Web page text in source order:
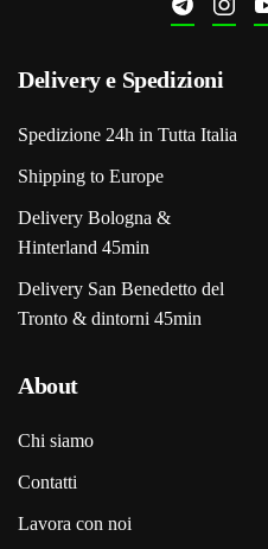
Delivery e Spedizioni
Spedizione 24h in Tutta Italia
Shipping to Europe
Delivery Bologna &
Hinterland 45min
Delivery San Benedetto del
Tronto & dintorni 45min
About
Chi siamo
Contatti
Lavora con noi